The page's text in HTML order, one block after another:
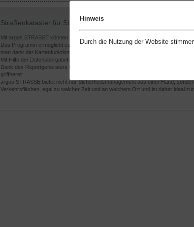
Straßenkataster für Städte und Kommunen
Mit argos.STRASSE können Städte und Gemeinden die Stammdaten der
Das Programm ermöglicht es, Straßenkataster zu erstellen und somit eine
man dank der Kartenfunktion und der Straßenkontrollübersicht sofort.
Mit Hilfe der Datenübergabefunktion an Fremdsysteme können Mängel am
Dank des Reportgenerators haben Städte und Gemeinden die
griffbereit.
argos.STRASSE bietet nicht nur Sicherheitsmanagement aus einer Hand,
Verkehrsflächen, egal zu welcher Zeit und an welchem Ort und ist daher ideal
Hinweis
Durch die Nutzung der Website